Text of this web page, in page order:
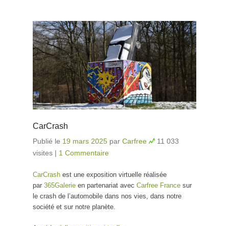
CarCrash
Publié le 19 mars 2025 par Carfree
11 033
visites | 1 Commentaire
CarCrash est une exposition virtuelle réalisée
par 365Galerie en partenariat avec Carfree France sur
le crash de l’automobile dans nos vies, dans notre
société et sur notre planète.